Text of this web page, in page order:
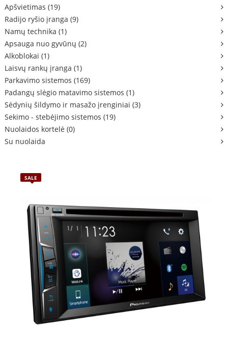
Apšvietimas (19)
Radijo ryšio įranga (9)
Namų technika (1)
Apsauga nuo gyvūnų (2)
Alkoblokai (1)
Laisvų rankų įranga (1)
Parkavimo sistemos (169)
Padangų slėgio matavimo sistemos (1)
Sėdynių šildymo ir masažo įrenginiai (3)
Sekimo - stebėjimo sistemos (19)
Nuolaidos kortelė (0)
Su nuolaida
SALE